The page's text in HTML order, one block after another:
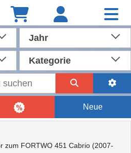
Jahr
Kategorie
Neue
zum FORTWO 451 Cabrio (2007-